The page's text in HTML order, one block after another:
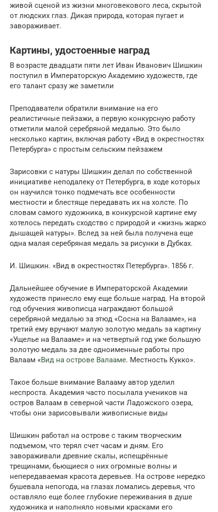
живой сценой из жизни многовекового леса, скрытой
от людских глаз. Дикая природа, которая пугает и
завораживает.
Картины, удостоенные наград
В возрасте двадцати пяти лет Иван Иванович Шишкин
поступил в Императорскую Академию художеств, где
его талант сразу же заметили
Преподаватели обратили внимание на его
реалистичные пейзажи, а первую конкурсную работу
отметили малой серебряной медалью. Это было
несколько картин, включая работу «Вид в окрестностях
Петербурга» с простым сельским пейзажем
Зарисовки с натуры Шишкин делал по собственной
инициативе неподалеку от Петербурга, в ходе которых
он научился тонко подмечать все особенности
местности и блестяще передавать их на холсте. По
словам самого художника, в конкурсной картине ему
хотелось передать сходство с природой и «жизнь жарко
дышащей натуры». Вслед за ней была получена еще
одна малая серебряная медаль за рисунки в Дубках.
И. Шишкин. «Вид в окрестностях Петербурга». 1856 г.
Дальнейшее обучение в Императорской Академии
художеств принесло ему еще больше наград. На второй
год обучения живописца награждают большой
серебряной медалью за этюд «Сосна на Валааме», на
третий ему вручают малую золотую медаль за картину
«Ущелье на Валааме» и на четвертый год уже большую
золотую медаль за две одноименные работы про
Валаам «Вид на острове Валааме. Местность Кукко».
Такое больше внимание Валааму автор уделил
неспроста. Академия часто посылала учеников на
остров Валаам в северной части Ладожского озера,
чтобы они зарисовывали живописные виды
Шишкин работал на острове с таким творческим
подъемом, что терял счет часам и дням. Его
завораживали древние скалы, испещрённые
трещинами, бьющиеся о них огромные волны и
непередаваемая красота деревьев. На острове нередко
бушевала непогода, на глазах ломались деревья, что
оставляло еще более глубокие переживания в душе
художника и наполняло новыми красками его